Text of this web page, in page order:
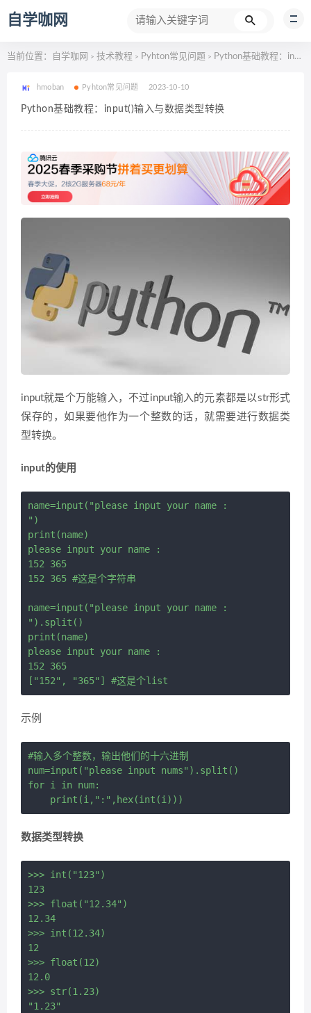
自学咖网
当前位置： 自学咖网 > 技术教程 > Pyhton常见问题 > Python基础教程：input()输入与数据类型转换
hmoban Pyhton常见问题 2023-10-10
Python基础教程：input()输入与数据类型转换
input就是个万能输入，不过input输入的元素都是以str形式
保存的，如果要他作为一个整数的话，就需要进行数据类
型转换。
input的使用
name=input("please input your name :
")
print(name)
please input your name :
152 365
152 365 #这是个字符串
name=input("please input your name :
").split()
print(name)
please input your name :
152 365
示例
#输入多个整数，输出他们的十六进制
num=input("please input nums").split()
for i in num:
数据类型转换
>>> int("123")
123
>>> float("12.34")
12.34
>>> int(12.34)
12
>>> float(12)
12.0
>>> str(1.23)
"1.23"